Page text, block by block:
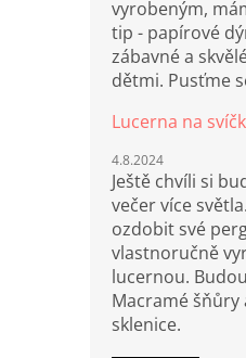
vyrobeným,
tip - papírové
zábavné a
dětmi. Pusťme
Lucerna na
4.8.2024
Ještě chvíli si
večer více
ozdobit své
vlastnoručně
lucernou.
Macramé šňůry
sklenice.